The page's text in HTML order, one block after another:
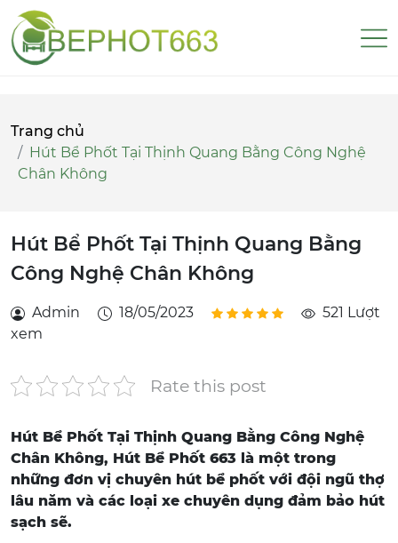
Trang chủ
Hút Bể Phốt Tại Thịnh Quang Bằng Công Nghệ
Chân Không
Hút Bể Phốt Tại Thịnh Quang Bằng
Công Nghệ Chân Không
Admin 18/05/2023
521 Lượt
xem
Rate this post
Hút Bể Phốt Tại Thịnh Quang Bằng Công Nghệ
Chân Không, Hút Bể Phốt 663 là một trong
những đơn vị chuyên hút bể phốt với đội ngũ thợ
lâu năm và các loại xe chuyên dụng đảm bảo hút
sạch sẽ.